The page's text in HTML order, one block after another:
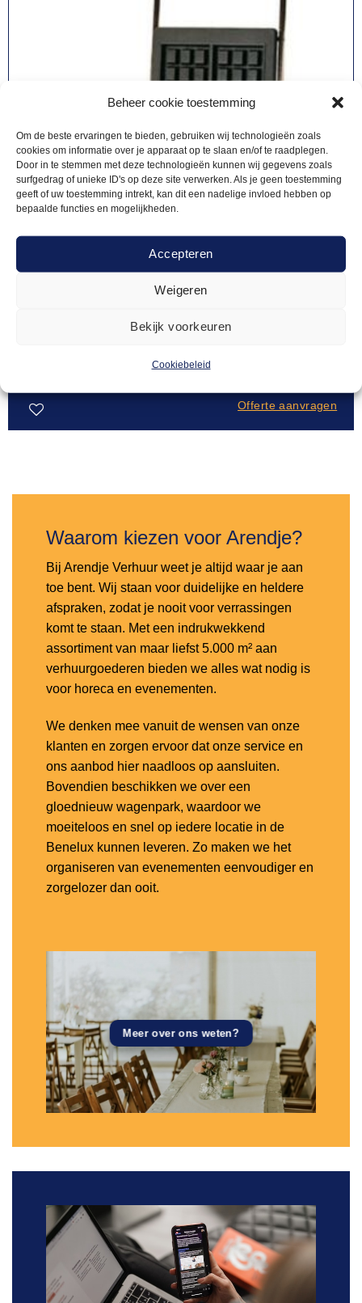
Beheer cookie toestemming
Om de beste ervaringen te bieden, gebruiken wij technologieën zoals
cookies om informatie over je apparaat op te slaan en/of te raadplegen.
Door in te stemmen met deze technologieën kunnen wij gegevens zoals
surfgedrag of unieke ID's op deze site verwerken. Als je geen toestemming
geeft of uw toestemming intrekt, kan dit een nadelige invloed hebben op
bepaalde functies en mogelijkheden.
Accepteren
Weigeren
Bekijk voorkeuren
Cookiebeleid
Offerte aanvragen
Waarom kiezen voor Arendje?
Bij Arendje Verhuur weet je altijd waar je aan
toe bent. Wij staan voor duidelijke en heldere
afspraken, zodat je nooit voor verrassingen
komt te staan. Met een indrukwekkend
assortiment van maar liefst 5.000 m² aan
verhuurgoederen bieden we alles wat nodig is
voor horeca en evenementen.
We denken mee vanuit de wensen van onze
klanten en zorgen ervoor dat onze service en
ons aanbod hier naadloos op aansluiten.
Bovendien beschikken we over een
gloednieuw wagenpark, waardoor we
moeiteloos en snel op iedere locatie in de
Benelux kunnen leveren. Zo maken we het
organiseren van evenementen eenvoudiger en
zorgelozer dan ooit.
Meer over ons weten?